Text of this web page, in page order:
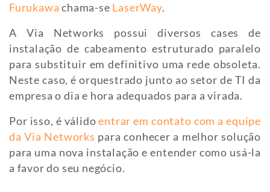
Furukawa chama-se LaserWay.
A Via Networks possui diversos cases de
instalação de cabeamento estruturado paralelo
para substituir em definitivo uma rede obsoleta.
Neste caso, é orquestrado junto ao setor de TI da
empresa o dia e hora adequados para a virada.
Por isso, é válidoentrar em contato com a equipe
da Via Networks para conhecer a melhor solução
para uma nova instalação e entender como usá-la
a favor do seu negócio.